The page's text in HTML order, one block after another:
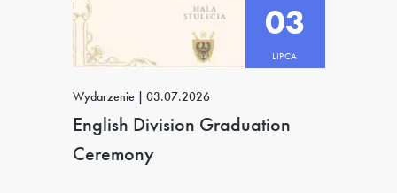
03
LIPCA
Wydarzenie | 03.07.2026
English Division Graduation
Ceremony